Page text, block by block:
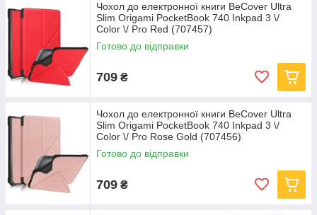
Чохол до електронної книги BeCover Ultra
Slim Origami PocketBook 740 Inkpad 3 \/
Color \/ Pro Red (707457)
Готово до відправки
709 ₴
Чохол до електронної книги BeCover Ultra
Slim Origami PocketBook 740 Inkpad 3 \/
Color \/ Pro Rose Gold (707456)
Готово до відправки
709 ₴